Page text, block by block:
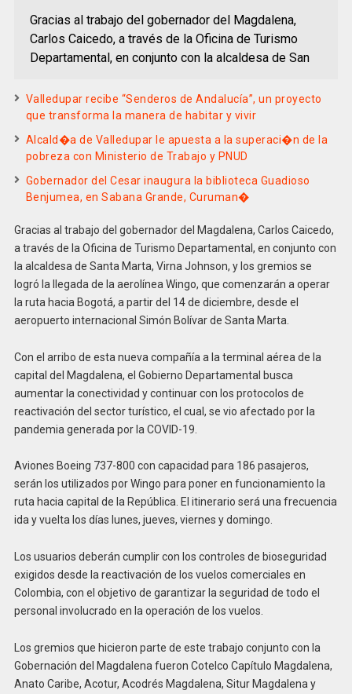
Gracias al trabajo del gobernador del Magdalena,
Carlos Caicedo, a través de la Oficina de Turismo
Departamental, en conjunto con la alcaldesa de San
Valledupar recibe “Senderos de Andalucía”, un proyecto
que transforma la manera de habitar y vivir
Alcald�a de Valledupar le apuesta a la superaci�n de la
pobreza con Ministerio de Trabajo y PNUD
Gobernador del Cesar inaugura la biblioteca Guadioso
Benjumea, en Sabana Grande, Curuman�
Gracias al trabajo del gobernador del Magdalena, Carlos Caicedo,
a través de la Oficina de Turismo Departamental, en conjunto con
la alcaldesa de Santa Marta, Virna Johnson, y los gremios se
logró la llegada de la aerolínea Wingo, que comenzarán a operar
la ruta hacia Bogotá, a partir del 14 de diciembre, desde el
aeropuerto internacional Simón Bolívar de Santa Marta.
Con el arribo de esta nueva compañía a la terminal aérea de la
capital del Magdalena, el Gobierno Departamental busca
aumentar la conectividad y continuar con los protocolos de
reactivación del sector turístico, el cual, se vio afectado por la
pandemia generada por la COVID-19.
Aviones Boeing 737-800 con capacidad para 186 pasajeros,
serán los utilizados por Wingo para poner en funcionamiento la
ruta hacia capital de la República. El itinerario será una frecuencia
ida y vuelta los días lunes, jueves, viernes y domingo.
Los usuarios deberán cumplir con los controles de bioseguridad
exigidos desde la reactivación de los vuelos comerciales en
Colombia, con el objetivo de garantizar la seguridad de todo el
personal involucrado en la operación de los vuelos.
Los gremios que hicieron parte de este trabajo conjunto con la
Gobernación del Magdalena fueron Cotelco Capítulo Magdalena,
Anato Caribe, Acotur, Acodrés Magdalena, Situr Magdalena y